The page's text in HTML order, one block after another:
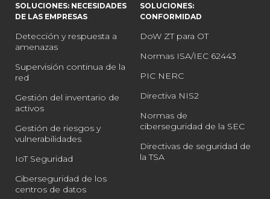
SOLUCIONES: NECESIDADES
DE LAS EMPRESAS
Detección y respuesta a
amenazas
Supervisión continua de la
red
Gestión del inventario de
activos
Gestión de riesgos y
vulnerabilidades
IoT Seguridad
Ciberseguridad de los
centros de datos
SOLUCIONES:
CONFORMIDAD
DoW ZT para OT
Normas ISA/IEC 62443
PIC NERC
Directiva NIS2
Normas de
ciberseguridad de la SEC
Directivas de seguridad de
la TSA